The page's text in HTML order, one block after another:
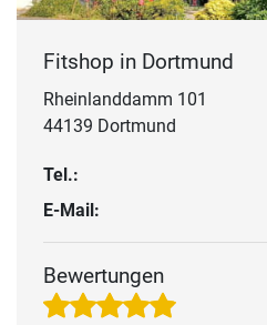
Fitshop in Dortmund
Rheinlanddamm 101
44139 Dortmund
Tel.:
E-Mail:
Bewertungen